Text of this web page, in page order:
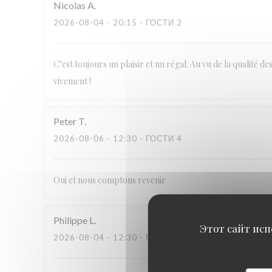
Этот сайт
Nicolas A
2026-08-04 - 20:15 - ГОСТИ 2
C’est toujours un plaisir et un régal. Au vu de la qualité
vivement !
Peter T
2026-08-06 - 12:30 - ГОСТИ 4
Oui et nous comptons revenir
Philippe L
2026-08-04 - 12:30 - ГОСТИ 4